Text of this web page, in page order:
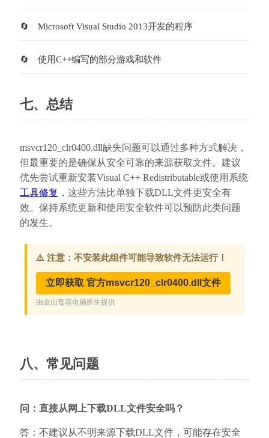
Microsoft Visual Studio 2013开发的程序
使用C++编写的部分游戏和软件
七、总结
msvcr120_clr0400.dll缺失问题可以通过多种方式解决，
但最重要的是确保从安全可靠的来源获取文件。建议
优先尝试重新安装Visual C++ Redistributable或使用系统
工具修复 ，这些方法比单独下载DLL文件更安全有
效。保持系统更新和使用安全软件可以预防此类问题
的发生。
八、常见问题
问：直接从网上下载DLL文件安全吗？
答：不建议从不明来源下载DLL文件，可能存在安全